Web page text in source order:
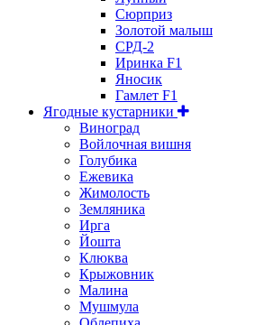
Сюрприз
Золотой малыш
СРД-2
Иринка F1
Яносик
Гамлет F1
Ягодные кустарники
Виноград
Войлочная вишня
Голубика
Ежевика
Жимолость
Земляника
Ирга
Йошта
Клюква
Крыжовник
Малина
Мушмула